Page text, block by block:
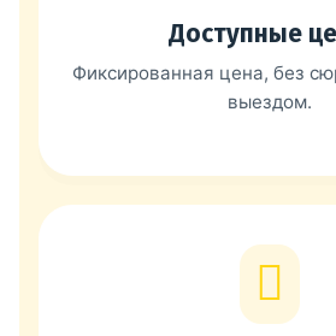
Доступные
Фиксированная цена, без
выездом.